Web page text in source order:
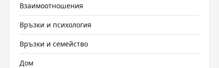
Взаимоотношения
Връзки и психология
Връзки и семейство
Дом